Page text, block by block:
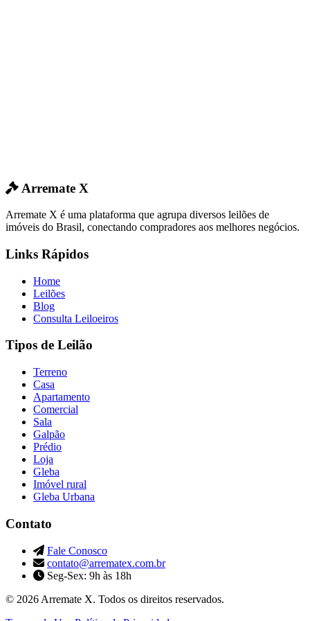
Arremate X
Arremate X é uma plataforma que agrupa diversos leilões de
imóveis do Brasil, conectando compradores aos melhores negócios.
Links Rápidos
Home
Leilões
Blog
Consulta Leiloeiros
Tipos de Leilão
Terreno
Casa
Apartamento
Comercial
Sala
Galpão
Prédio
Loja
Gleba
Imóvel rural
Gleba Urbana
Contato
Fale Conosco
contato@arrematex.com.br
Seg-Sex: 9h às 18h
© 2026 Arremate X. Todos os direitos reservados.